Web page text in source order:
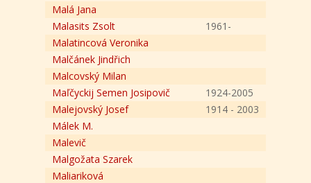
Malá Jana
Malasits Zsolt
1961-
Malatincová Veronika
Malčánek Jindřich
Malcovský Milan
Maľčyckij Semen Josipovič
1924-2005
Malejovský Josef
1914 - 2003
Málek M.
Malevič
Malgožata Szarek
Maliariková